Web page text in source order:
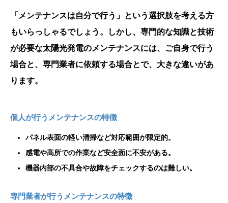
「メンテナンスは自分で行う」という選択肢を考える方
もいらっしゃるでしょう。しかし、専門的な知識と技術
が必要な太陽光発電のメンテナンスには、ご自身で行う
場合と、専門業者に依頼する場合とで、大きな違いがあ
ります。
個人が行うメンテナンスの特徴
パネル表面の軽い清掃など対応範囲が限定的。
感電や高所での作業など安全面に不安がある。
機器内部の不具合や故障をチェックするのは難しい。
専門業者が行うメンテナンスの特徴